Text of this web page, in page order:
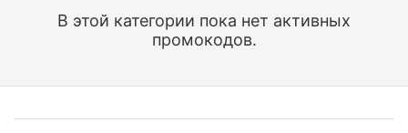
В этой категории пока нет активных
промокодов.